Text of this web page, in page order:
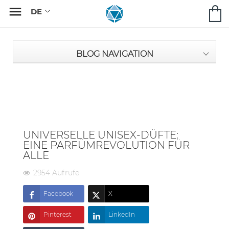

BLOG NAVIGATION
UNIVERSELLE UNISEX-DÜFTE:
EINE PARFÜMREVOLUTION FÜR
ALLE
2954 Aufrufe
Facebook X
Pinterest LinkedIn